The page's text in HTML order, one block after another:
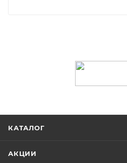
КАТАЛОГ
АКЦИИ